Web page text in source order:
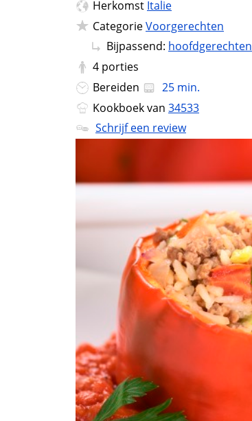
Herkomst Italie
CategorieVoorgerechten
Bijpassend: hoofdgerechten
4 porties
Bereiden
25 min.
Kookboek van 34533
Schrijf een review